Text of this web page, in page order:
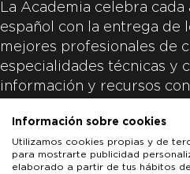
La Academia celebra
español con la entrega de
mejores profesionales de
especialidades técnicas y
información y recursos
productoras de las
única y exclusiva de las
Información sobre cookies
Utilizamos cookies propias y de
para mostrarte publicidad
elaborado a partir de tus hábitos